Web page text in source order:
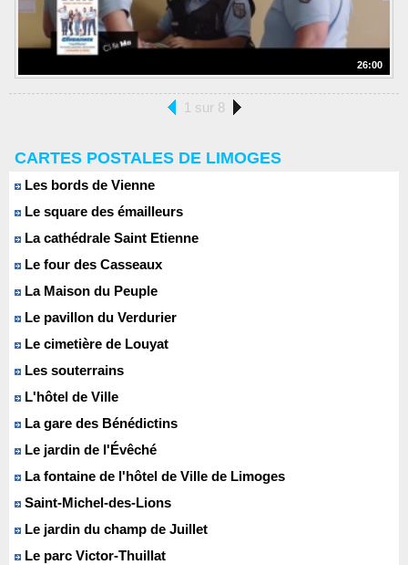
26:00
1 sur 8
CARTES POSTALES DE LIMOGES
Les bords de Vienne
Le square des émailleurs
La cathédrale Saint Etienne
Le four des Casseaux
La Maison du Peuple
Le pavillon du Verdurier
Le cimetière de Louyat
Les souterrains
L'hôtel de Ville
La gare des Bénédictins
Le jardin de l'Évêché
La fontaine de l'hôtel de Ville de Limoges
Saint-Michel-des-Lions
Le jardin du champ de Juillet
Le parc Victor-Thuillat